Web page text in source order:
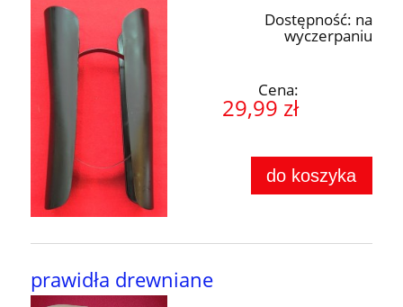
Dostępność: na
wyczerpaniu
Cena:
29,99 zł
do koszyka
prawidła drewniane